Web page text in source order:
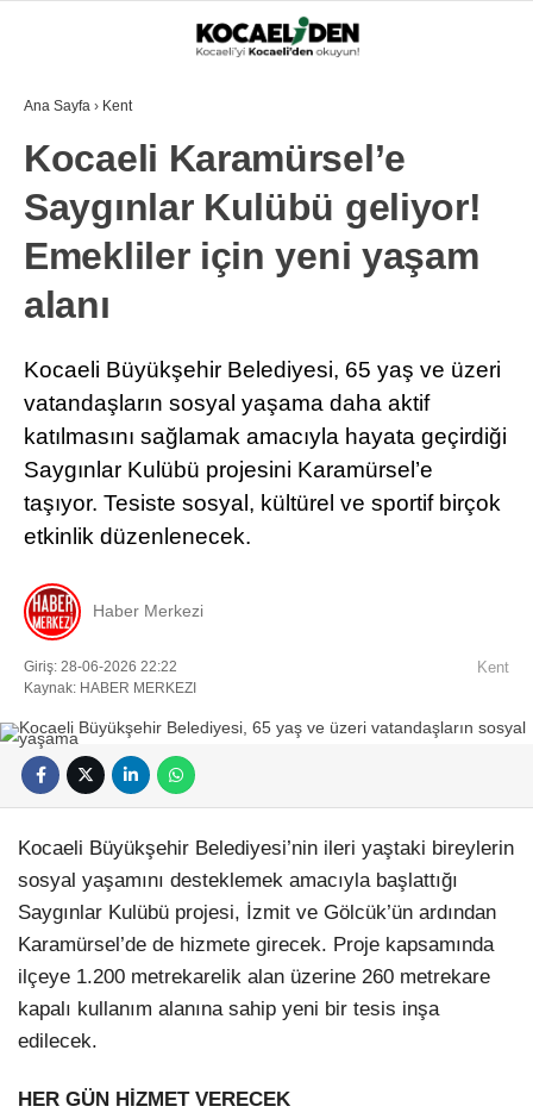
Ana Sayfa › Kent
Kocaeli Karamürsel’e
Saygınlar Kulübü geliyor!
Emekliler için yeni yaşam
alanı
Kocaeli Büyükşehir Belediyesi, 65 yaş ve üzeri
vatandaşların sosyal yaşama daha aktif
katılmasını sağlamak amacıyla hayata geçirdiği
Saygınlar Kulübü projesini Karamürsel’e
taşıyor. Tesiste sosyal, kültürel ve sportif birçok
etkinlik düzenlenecek.
Haber Merkezi
Giriş: 28-06-2026 22:22
Kaynak: HABER MERKEZI
Kent
Kocaeli Büyükşehir Belediyesi’nin ileri yaştaki bireylerin
sosyal yaşamını desteklemek amacıyla başlattığı
Saygınlar Kulübü projesi, İzmit ve Gölcük’ün ardından
Karamürsel’de de hizmete girecek. Proje kapsamında
ilçeye 1.200 metrekarelik alan üzerine 260 metrekare
kapalı kullanım alanına sahip yeni bir tesis inşa
edilecek.
HER GÜN HİZMET VERECEK